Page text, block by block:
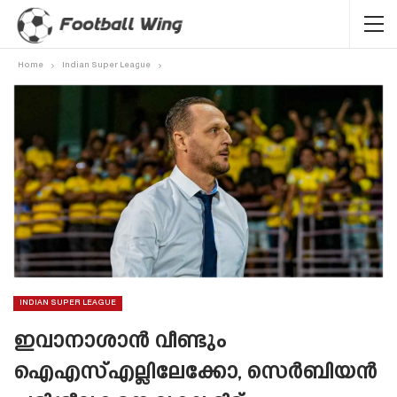
Home Indian Super League
INDIAN SUPER LEAGUE
ഇവാനാശാൻ വീണ്ടും
ഐഎസ്എല്ലിലേക്കോ, സെർബിയൻ